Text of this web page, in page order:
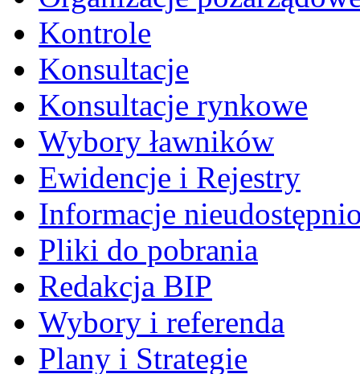
Kontrole
Konsultacje
Konsultacje rynkowe
Wybory ławników
Ewidencje i Rejestry
Informacje
Pliki do pobrania
Redakcja BIP
Wybory i referenda
Plany i Strategie